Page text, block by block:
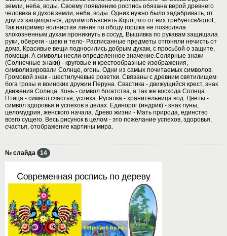
земли, неба, воды. Своему появлению роспись обязана верой древнего
человека в духов земли, неба, воды. Одних нужно было задабривать, от
других защищаться, другим объяснять &quot;что от них требуется&quot;.
Так например волнистая линия по ободу горшка не позволяла
злокозненным духам проникнуть в сосуд. Вышивка по рукавам защищала
руки, обереги - шею и тело- Расписанные предметы отгоняли нечисть от
дома. Красивые вещи подносились добрым духам, с просьбой о защите,
помощи. А символы несли определeнное значение.Солярные знаки
(Солнечные знаки) - круговые и крестообразные изображения,
символизировали Солнце, огонь. Одни из самых почитаемых символов.
Громовой знак - шестилучевые розетки. Связаны с древним святилищем
бога грозы и воинских дружин Перуна. Свастика - движущийся крест, знак
движения Солнца. Конь - символ богатства, а так же восхода Солнца.
Птица - символ счастья, успеха. Русалка - хранительница вод. Цветы -
символ здоровья и успехов в делах. Единорог (индрик) - знак луны,
целомудрия, женского начала. Древо жизни - Мать природа, единство
всего сущего. Весь рисунок в целом - это пожелание успехов, здоровья,
счастья, отображение картины мира.
№ слайда 14